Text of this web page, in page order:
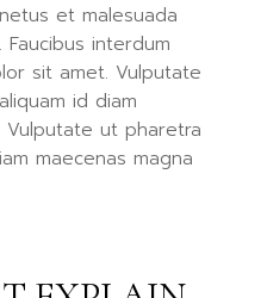
et malesuada
interdum
sit amet. Vulputate
id diam
Vulputate ut pharetra
maecenas magna